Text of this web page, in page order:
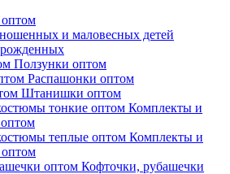
и маловесных детей
Ползунки оптом
Распашонки оптом
Штанишки оптом
Комплекты и
Комплекты и
Кофточки, рубашечки